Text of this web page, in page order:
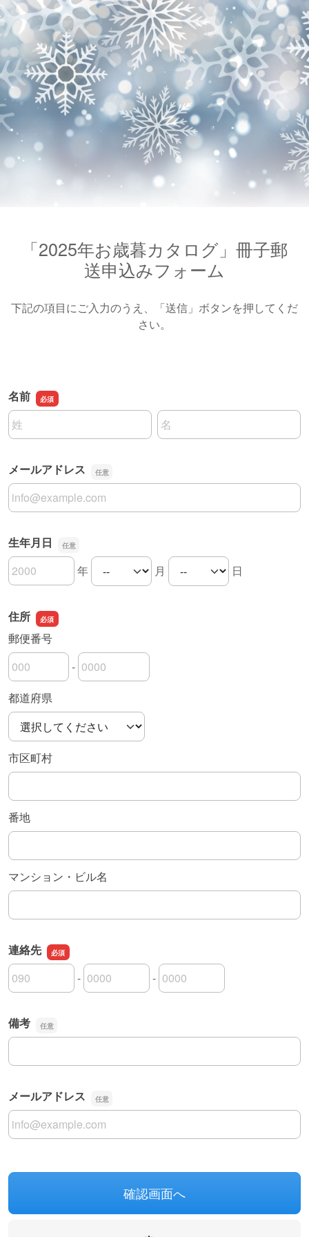
「2025年お歳暮カタログ」冊子郵
送申込みフォーム
下記の項目にご入力のうえ、「送信」ボタンを押してくだ
さい。
名前
名前の姓
名前の名
メールアドレス
メールアドレス
生年月日
生年月日の年 年
生年月日の月 月
生年月日の日 日
住所
郵便番号
郵便番号の上3桁
-
郵便番号の下4桁
都道府県
市区町村
番地
マンション・ビル名
連絡先
連絡先の市外局番
-
連絡先の市内局番 -
連絡先の加入者番号
備考
備考
メールアドレス
メールアドレス